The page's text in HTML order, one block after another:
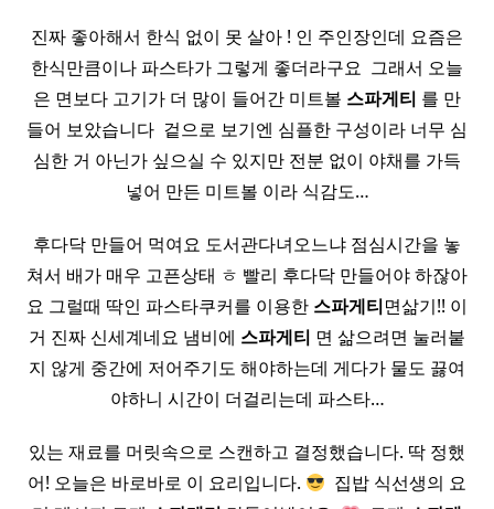
진짜 좋아해서 한식 없이 못 살아 ! 인 주인장인데 요즘은
한식만큼이나 파스타가 그렇게 좋더라구요 ​ 그래서 오늘
은 면보다 고기가 더 많이 들어간 미트볼 스파게티 를 만
들어 보았습니다 ​ 겉으로 보기엔 심플한 구성이라 너무 심
심한 거 아닌가 싶으실 수 있지만 전분 없이 야채를 가득
넣어 만든 미트볼 이라 식감도…
후다닥 만들어 먹여요 도서관다녀오느냐 점심시간을 놓
쳐서 배가 매우 고픈상태 ㅎ 빨리 후다닥 만들어야 하잖아
요 그럴때 딱인 파스타쿠커를 이용한 스파게티면삶기!! 이
거 진짜 신세계네요 냄비에 스파게티 면 삶으려면 눌러붙
지 않게 중간에 저어주기도 해야하는데 게다가 물도 끓여
야하니 시간이 더걸리는데 파스타…
있는 재료를 머릿속으로 스캔하고 결정했습니다. 딱 정했
어! 오늘은 바로바로 이 요리입니다.
​ 집밥 식선생의 요